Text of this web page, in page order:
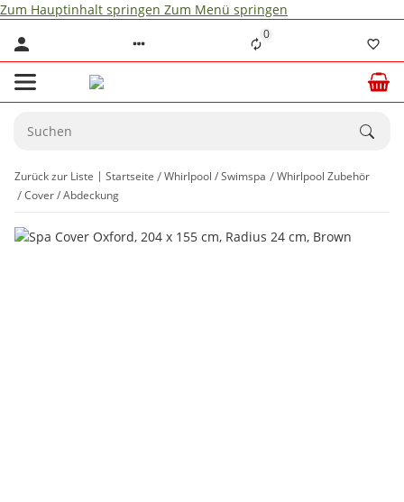
Zum Hauptinhalt springen Zum Menü springen
0
Zurück zur Liste Startseite Whirlpool / Swimspa
Whirlpool Zubehör
Cover / Abdeckung